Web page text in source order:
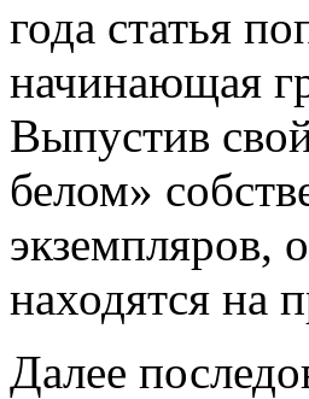
года статья
начинающая
Выпустив
белом»
экземпляров,
находятся на
Далее